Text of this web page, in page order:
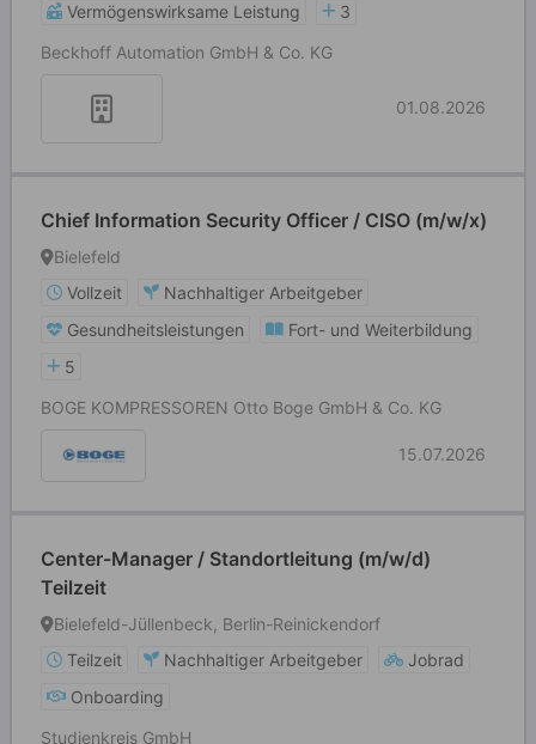
Vermögenswirksame Leistung
3
Beckhoff Automation GmbH & Co. KG
01.08.2026
Chief Information Security Officer / CISO (m/w/x)
Bielefeld
Vollzeit
Nachhaltiger Arbeitgeber
Gesundheitsleistungen
Fort- und Weiterbildung
5
BOGE KOMPRESSOREN Otto Boge GmbH & Co. KG
15.07.2026
Center-Manager / Standortleitung (m/w/d)
Teilzeit
Bielefeld-Jüllenbeck, Berlin-Reinickendorf
Teilzeit
Nachhaltiger Arbeitgeber
Jobrad
Onboarding
Studienkreis GmbH